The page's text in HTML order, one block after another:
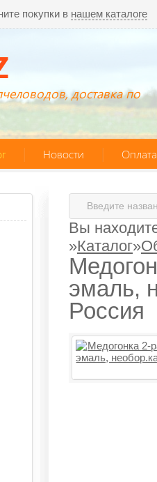
покупки в нашем каталоге
доставка по
Новости
Вы
»Каталог»
эмаль,
Россия